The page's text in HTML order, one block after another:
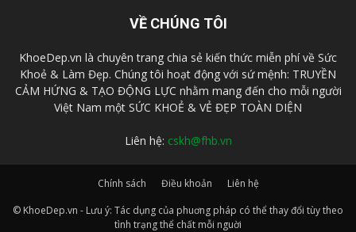
VỀ CHÚNG TÔI
KhoeDep.vn là chuyên trang chia sẻ kiến thức miễn phí về Sức
Khoẻ & Làm Đẹp. Chúng tôi hoạt động với sứ mệnh: TRUYỀN
CẢM HỨNG & TẠO ĐỘNG LỰC nhằm mang đến cho mỗi người
Việt Nam một SỨC KHOẺ & VẺ ĐẸP TOÀN DIỆN
Liên hệ: cskh@fhb.vn
Chính sách Điều khoản
Liên hệ
© KhoeDep.vn - Lưu ý: Tác dụng của phuơng pháp có thể thay đổi tùy theo
tình trạng thể chất mỗi nguời